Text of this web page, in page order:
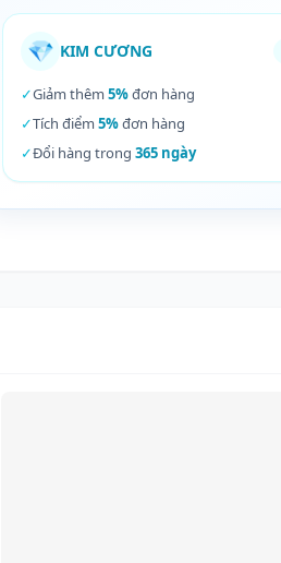
💎 KIM CƯƠNG
✓Giảm thêm 5%đơn hàng
✓Tích điểm 5%đơn hàng
✓Đổi hàng trong 365 ngày